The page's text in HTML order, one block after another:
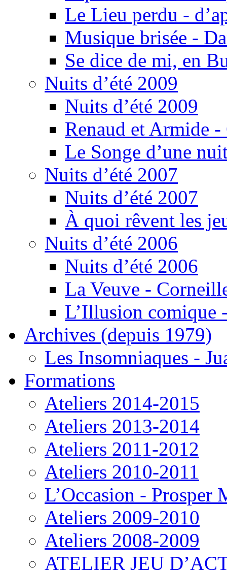
Le Lieu perdu -
Musique brisée -
Se dice de mi, en
Nuits d’été 2009
Nuits d’été 2009
Renaud et Armide -
Le Songe d’une
Nuits d’été 2007
Nuits d’été 2007
À quoi rêvent les
Nuits d’été 2006
Nuits d’été 2006
La Veuve -
L’Illusion comique
Archives (depuis 1979)
Les Insomniaques -
Formations
Ateliers 2014-2015
Ateliers 2013-2014
Ateliers 2011-2012
Ateliers 2010-2011
L’Occasion - Prosper
Ateliers 2009-2010
Ateliers 2008-2009
ATELIER JEU